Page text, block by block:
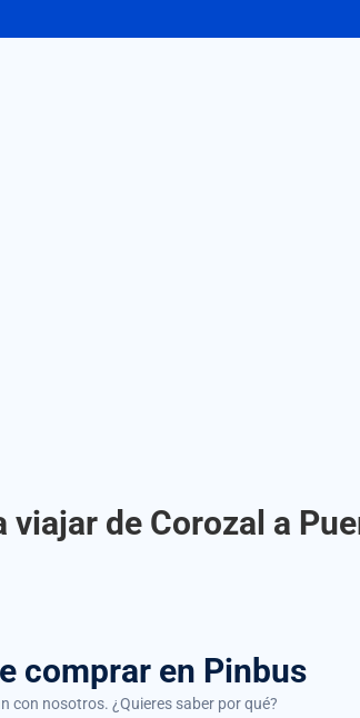
de Corozal a
comprar en Pinbus
con nosotros. ¿Quieres saber por qué?